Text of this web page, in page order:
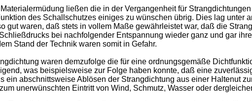
ließen die in der Vergangenheit für
des Schallschutzes einiges zu wünschen übrig. Dies lag unter
gut waren, daß stets in vollem Maße gewährleistet war, daß die
bei nachfolgender Entspannung wieder ganz und gar
Stand der Technik waren somit in Gefahr.
waren demzufolge die für eine ordnungsgemäße
was beispielsweise zur Folge haben konnte, daß eine
ein abschnittsweise Ablösen der Strangdichtung aus einer Haltenut
unerwünschten Eintritt von Wind, Schmutz, Wasser oder